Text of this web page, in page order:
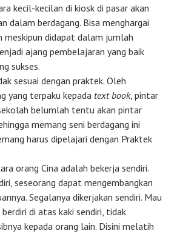
kecil-kecilan di kiosk di pasar akan
dalam berdagang. Bisa menghargai
meskipun didapat dalam jumlah
ajang pembelajaran yang baik
sukses.
sesuai dengan praktek. Oleh
yang terpaku kepada text book, pintar
belumlah tentu akan pintar
memang seni berdagang ini
harus dipelajari dengan Praktek
orang Cina adalah bekerja sendiri.
seseorang dapat mengembangkan
Segalanya dikerjakan sendiri. Mau
di atas kaki sendiri, tidak
kepada orang lain. Disini melatih